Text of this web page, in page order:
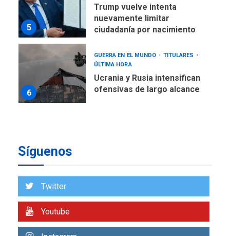
5
Trump vuelve intenta
nuevamente limitar
ciudadanía por nacimiento
6
GUERRA EN EL MUNDO
TITULARES
ÚLTIMA HORA
Ucrania y Rusia intensifican
ofensivas de largo alcance
7
1
De la Espriella asumirá
atípica fuera de Bogotá
Síguenos
Twitter
Youtube